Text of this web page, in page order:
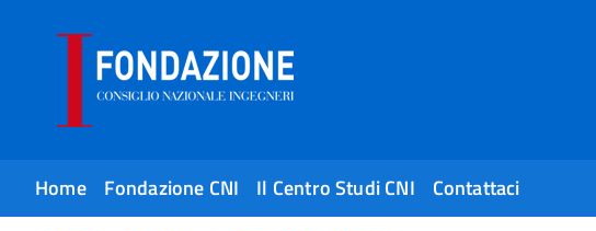
Home Fondazione CNI Il Centro Studi CNI
Contattaci